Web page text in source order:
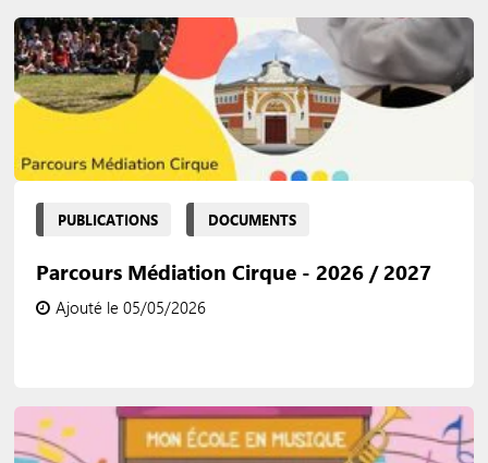
PUBLICATIONS DOCUMENTS
Parcours Médiation Cirque - 2026 / 2027
Ajouté le 05/05/2026